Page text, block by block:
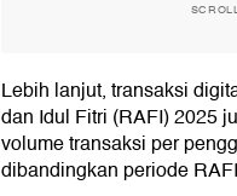
Lebih lanjut, transaksi
dan Idul Fitri (RAFI) 2025
volume transaksi per
dibandingkan periode